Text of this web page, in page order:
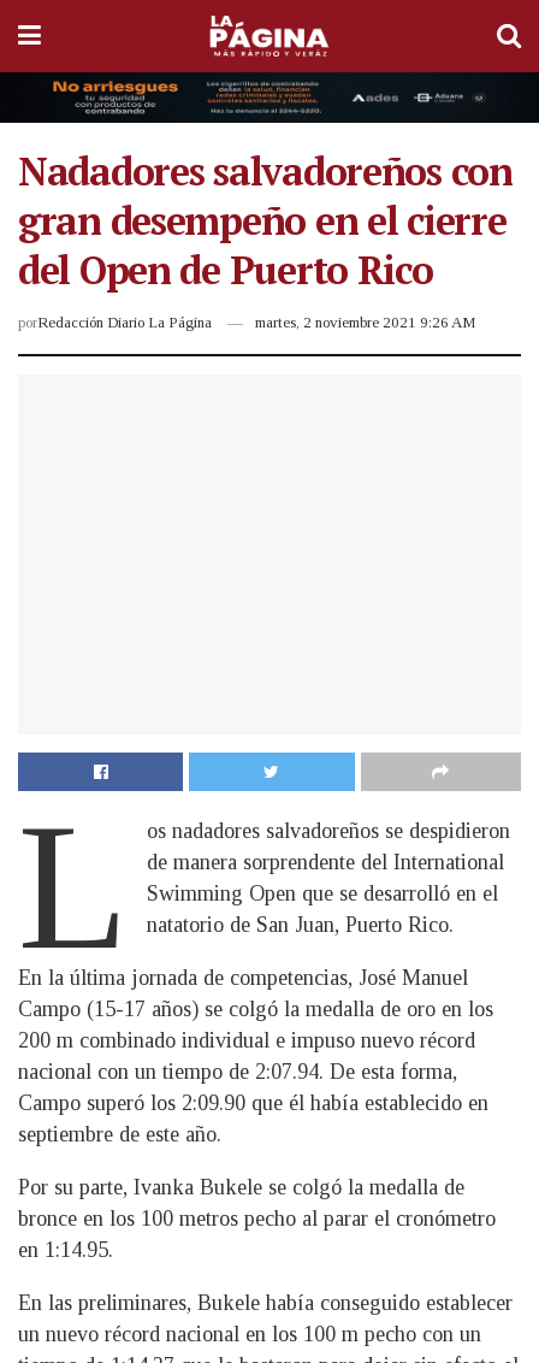
Nadadores salvadoreños con
gran desempeño en el cierre
del Open de Puerto Rico
porRedacción Diario La Página martes, 2 noviembre 2021 9:26 AM
L
os nadadores salvadoreños se despidieron
de manera sorprendente del International
Swimming Open que se desarrolló en el
natatorio de San Juan, Puerto Rico.
En la última jornada de competencias, José Manuel
Campo (15-17 años) se colgó la medalla de oro en los
200 m combinado individual e impuso nuevo récord
nacional con un tiempo de 2:07.94. De esta forma,
Campo superó los 2:09.90 que él había establecido en
septiembre de este año.
Por su parte, Ivanka Bukele se colgó la medalla de
bronce en los 100 metros pecho al parar el cronómetro
en 1:14.95.
En las preliminares, Bukele había conseguido establecer
un nuevo récord nacional en los 100 m pecho con un